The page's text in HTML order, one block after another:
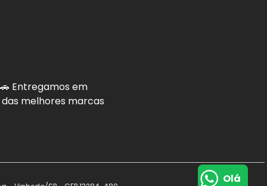
Olá
Entregamos em
melhores marcas